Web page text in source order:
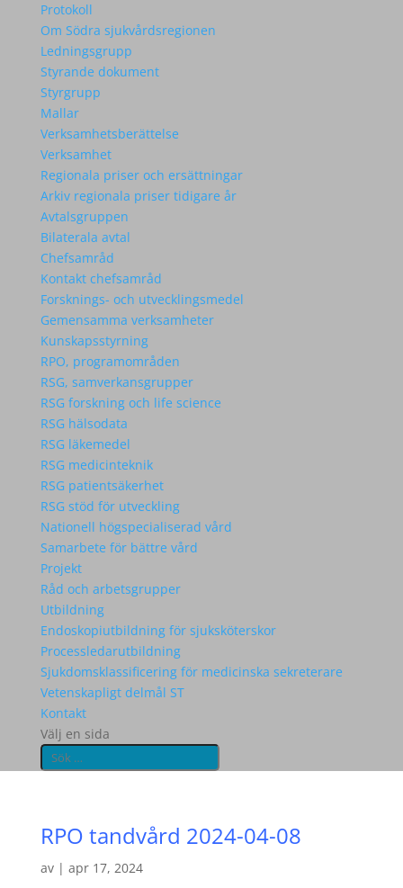
Protokoll
Om Södra sjukvårdsregionen
Ledningsgrupp
Styrande dokument
Styrgrupp
Mallar
Verksamhetsberättelse
Verksamhet
Regionala priser och ersättningar
Arkiv regionala priser tidigare år
Avtalsgruppen
Bilaterala avtal
Chefsamråd
Kontakt chefsamråd
Forsknings- och utvecklingsmedel
Gemensamma verksamheter
Kunskapsstyrning
RPO, programområden
RSG, samverkansgrupper
RSG forskning och life science
RSG hälsodata
RSG läkemedel
RSG medicinteknik
RSG patientsäkerhet
RSG stöd för utveckling
Nationell högspecialiserad vård
Samarbete för bättre vård
Projekt
Råd och arbetsgrupper
Utbildning
Endoskopiutbildning för sjuksköterskor
Processledarutbildning
Sjukdomsklassificering för medicinska sekreterare
Vetenskapligt delmål ST
Kontakt
Välj en sida
RPO tandvård 2024-04-08
av | apr 17, 2024